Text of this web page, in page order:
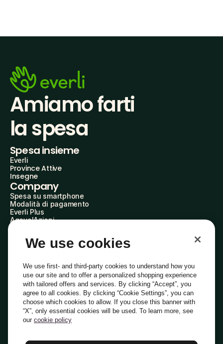
Amiamo farti
la spesa
Spesa insieme
Everli
Province Attive
Insegne
Company
Spesa su smartphone
Modalità di pagamento
Everli Plus
AgevolAzioni
Everli Shoppers
Scopri chi siamo
Domande frequenti
Lavora con noi
Diventa Shopper
Investitori
PrivacyCookiePreferenze Cookie
Termini e Condizioni
Italiano
We use cookies
We use first- and third-party cookies to understand how you
use our site and to offer a personalized shopping experience
with tailored offers and services. By clicking “Accept”, you
agree to all cookies. By clicking “Cookie Settings”, you can
choose which cookies to allow. If you close this banner with
“X”, only essential cookies will be used. To learn more, see
our cookie policy